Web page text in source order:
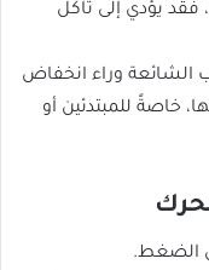
فقد يؤدي إلى تآكل
الشائعة وراء انخفاض
خاصةً للمبتدئين أو
الضغط.